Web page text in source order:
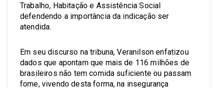
Trabalho, Habitação e Assistência Social
defendendo a importância da indicação ser
atendida.
Em seu discurso na tribuna, Veranilson enfatizou
dados que apontam que mais de 116 milhões de
brasileiros não tem comida suficiente ou passam
fome, vivendo desta forma, na insegurança